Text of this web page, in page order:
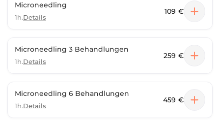
Microneedling
1h.Details
109 €
Microneedling 3 Behandlungen
1h.Details
259 €
Microneedling 6 Behandlungen
1h.Details
459 €